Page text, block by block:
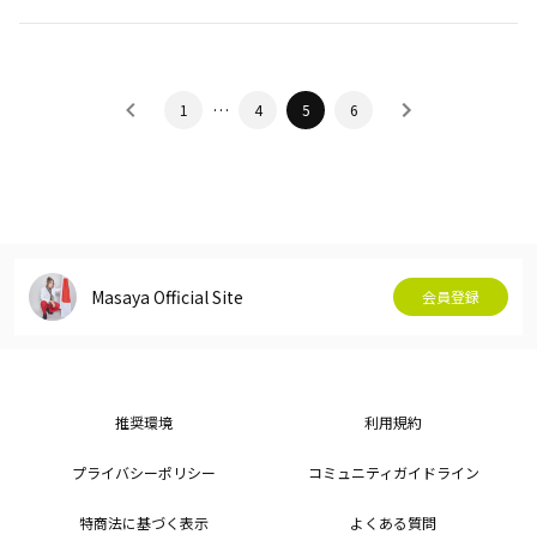
1 … 4 5 6
Masaya Official Site 会員登録
推奨環境 利用規約
プライバシーポリシー コミュニティガイドライン
特商法に基づく表示 よくある質問